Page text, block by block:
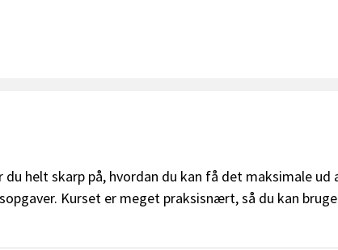
helt skarp på, hvordan du kan få det maksimale ud
Kurset er meget praksisnært, så du kan